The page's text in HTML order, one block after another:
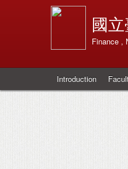
國
Finance ,
Introduction